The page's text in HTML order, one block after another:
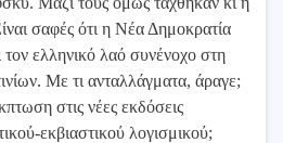
σαφές ότι η Νέα Δημοκρατία
τον ελληνικό λαό συνένοχο στη
Με τι ανταλλάγματα, άραγε;
στις νέες εκδόσεις
εκβιαστικού λογισμικού;